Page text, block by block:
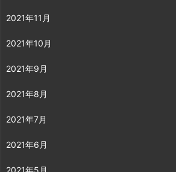
2021年11月
2021年10月
2021年9月
2021年8月
2021年7月
2021年6月